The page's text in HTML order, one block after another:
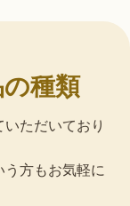
種類
ただいており
う方もお気軽に